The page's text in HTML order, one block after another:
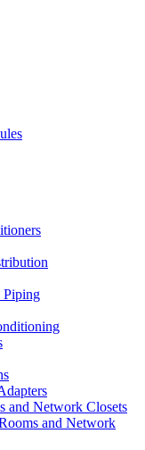
Piping
and Network Closets
and Network